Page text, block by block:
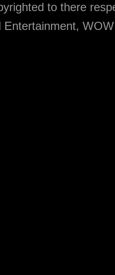
to there
Entertainment,